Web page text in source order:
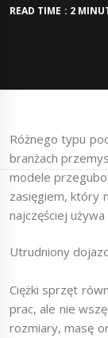
READ TIME : 2
Różnego typu
branżach
modele
zasięgiem, który
najczęściej
Utrudniony
Ciężki sprzęt
prac, ale nie
rozmiary, masę